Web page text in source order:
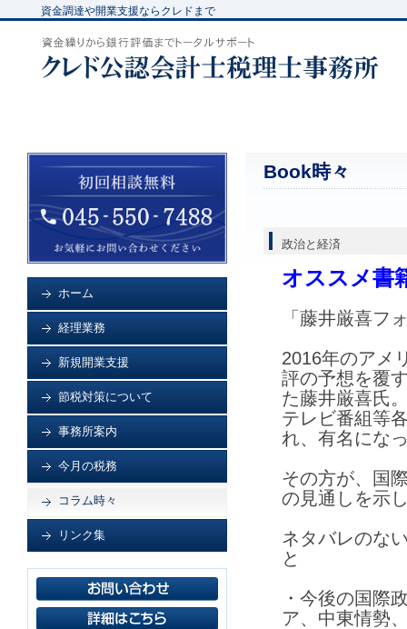
資金調達や開業支援ならクレドまで
Book時々
政治と経済
オススメ書
「藤井厳喜フ
2016年のアメ
評の予想を覆
た藤井厳喜氏
テレビ番組等
れ、有名にな
その方が、国
の見通しを示
ネタバレのな
と
・今後の国際
ア、中東情勢
ホーム
経理業務
新規開業支援
節税対策について
事務所案内
今月の税務
コラム時々
リンク集